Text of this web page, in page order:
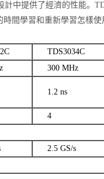
中提供了經濟的性能。
間學習和重新學習怎樣使
TDS3034C
300 MHz
1.2 ns
4
2.5 GS/s